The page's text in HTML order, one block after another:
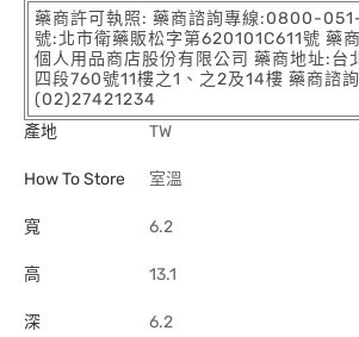
藥商許可執照: 藥商諮詢專線:0800-
號:北市衛藥販松字第620101C611號 藥
個人用品商店股份有限公司 藥商地址:台
四段760號11樓之1、之2及14樓 藥商諮
(02)27421234
產地
TW
How To Store 室溫
寬 6.2
高 13.1
深 6.2